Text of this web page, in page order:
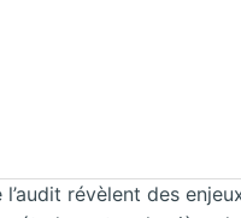
révèlent des